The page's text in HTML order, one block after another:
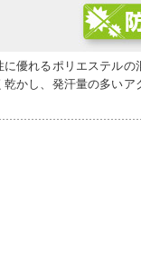
優れるポリエステルの
かし、発汗量の多い